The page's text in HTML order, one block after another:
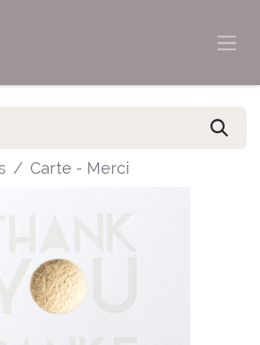
Carte - Merci